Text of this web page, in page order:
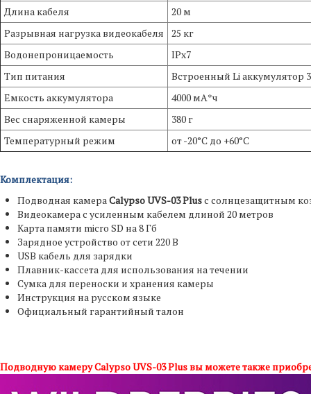
Длина кабеля
20 м
Разрывная нагрузка видеокабеля
25 кг
Водонепроницаемость
IPx7
Тип питания
Встроенный Li аккумулятор
Емкость аккумулятора
4000 мА*ч
Вес снаряженной камеры
380 г
Температурный режим
от -20°C до +60°C
Комплектация:
Подводная камераCalypso UVS-03 Plusс солнцезащитным
Видеокамера с усиленным кабелем длиной 20 метров
Карта памяти micro SD на 8 Гб
Зарядное устройство от сети 220 В
USB кабель для зарядки
Плавник-кассета для использования на течении
Сумка для переноски и хранения камеры
Инструкция на русском языке
Официальный гарантийный талон
Подводную камеру Calypso UVS-03 Plus вы можете также